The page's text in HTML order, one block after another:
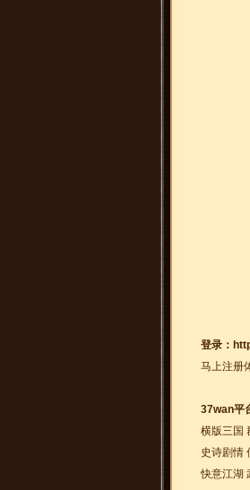
登录：
马上注册
37wan平
横版三国
史诗剧情
快意江湖